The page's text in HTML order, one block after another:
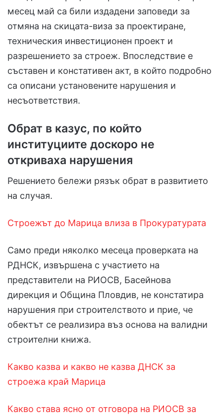
месец май са били издадени заповеди за
отмяна на скицата-виза за проектиране,
техническия инвестиционен проект и
разрешението за строеж. Впоследствие е
съставен и констативен акт, в който подробно
са описани установените нарушения и
несъответствия.
Обрат в казус, по който
институциите доскоро не
откриваха нарушения
Решението бележи рязък обрат в развитието
на случая.
Строежът до Марица влиза в Прокуратурата
Само преди няколко месеца проверката на
РДНСК, извършена с участието на
представители на РИОСВ, Басейнова
дирекция и Община Пловдив, не констатира
нарушения при строителството и прие, че
обектът се реализира въз основа на валидни
строителни книжа.
Какво казва и какво не казва ДНСК за
строежа край Марица
Какво става ясно от отговора на РИОСВ за